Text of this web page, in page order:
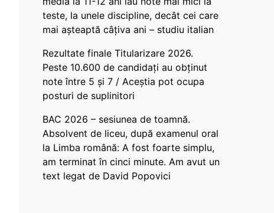
teste, la unele discipline, decât cei care
mai așteaptă câțiva ani – studiu italian
Rezultate finale Titularizare 2026.
Peste 10.600 de candidați au obținut
note între 5 și 7 / Aceștia pot ocupa
posturi de suplinitori
BAC 2026 – sesiunea de toamnă.
Absolvent de liceu, după examenul oral
la Limba română: A fost foarte simplu,
am terminat în cinci minute. Am avut un
text legat de David Popovici